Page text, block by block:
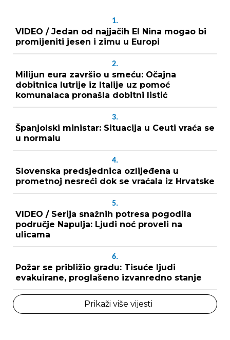
1.
VIDEO / Jedan od najjačih El Nina mogao bi
promijeniti jesen i zimu u Europi
2.
Milijun eura završio u smeću: Očajna
dobitnica lutrije iz Italije uz pomoć
komunalaca pronašla dobitni listić
3.
Španjolski ministar: Situacija u Ceuti vraća se
u normalu
4.
Slovenska predsjednica ozlijeđena u
prometnoj nesreći dok se vraćala iz Hrvatske
5.
VIDEO / Serija snažnih potresa pogodila
područje Napulja: Ljudi noć proveli na
ulicama
6.
Požar se približio gradu: Tisuće ljudi
evakuirane, proglašeno izvanredno stanje
Prikaži više vijesti